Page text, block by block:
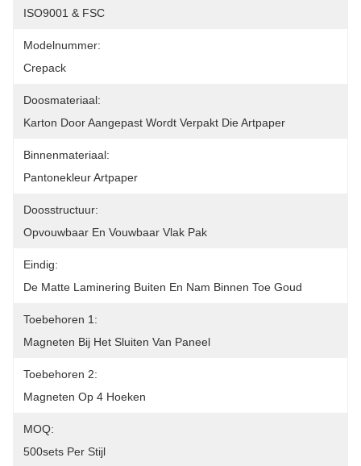
ISO9001 & FSC
Modelnummer:
Crepack
Doosmateriaal:
Karton Door Aangepast Wordt Verpakt Die Artpaper
Binnenmateriaal:
Pantonekleur Artpaper
Doosstructuur:
Opvouwbaar En Vouwbaar Vlak Pak
Eindig:
De Matte Laminering Buiten En Nam Binnen Toe Goud
Toebehoren 1:
Magneten Bij Het Sluiten Van Paneel
Toebehoren 2:
Magneten Op 4 Hoeken
MOQ:
500sets Per Stijl